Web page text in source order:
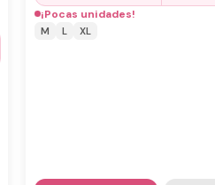
¡Pocas unidades!
M L XL